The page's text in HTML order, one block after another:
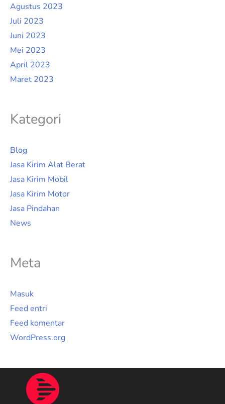
Agustus 2023
Juli 2023
Juni 2023
Mei 2023
April 2023
Maret 2023
Kategori
Blog
Jasa Kirim Alat Berat
Jasa Kirim Mobil
Jasa Kirim Motor
Jasa Pindahan
News
Meta
Masuk
Feed entri
Feed komentar
WordPress.org